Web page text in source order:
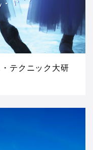
テクニック大研